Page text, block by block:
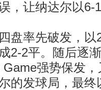
，让纳达尔以6-
率先破发，以
2-2平。随后逐
强势保发
的发球局，最终